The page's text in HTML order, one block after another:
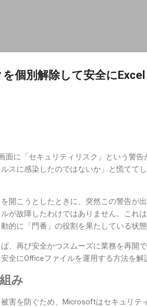
個別解除して安全に
に「セキュリティリスク」という警告
スに感染したのではないか」と慌てて
開こうとしたときに、突然この警告が
が故障したわけではありません。これ
的に「門番」の役割を果たしている状態
、再び安全かつスムーズに業務を再開で
全にOfficeファイルを運用する方法を解
み
害を防ぐため、Microsoftはセキュリテ